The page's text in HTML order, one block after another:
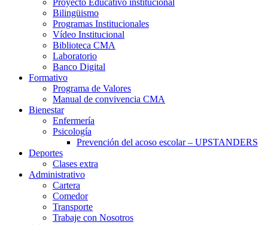
Proyecto Educativo institucional
Bilingüismo
Programas Institucionales
Vídeo Institucional
Biblioteca CMA
Laboratorio
Banco Digital
Formativo
Programa de Valores
Manual de convivencia CMA
Bienestar
Enfermería
Psicología
Prevención del acoso escolar – UPSTANDERS
Deportes
Clases extra
Administrativo
Cartera
Comedor
Transporte
Trabaje con Nosotros